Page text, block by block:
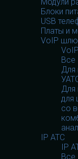
Блоки
USB
Платы и
VoIP
Все
Для
Для
для
со
IP АТС
IP
Все